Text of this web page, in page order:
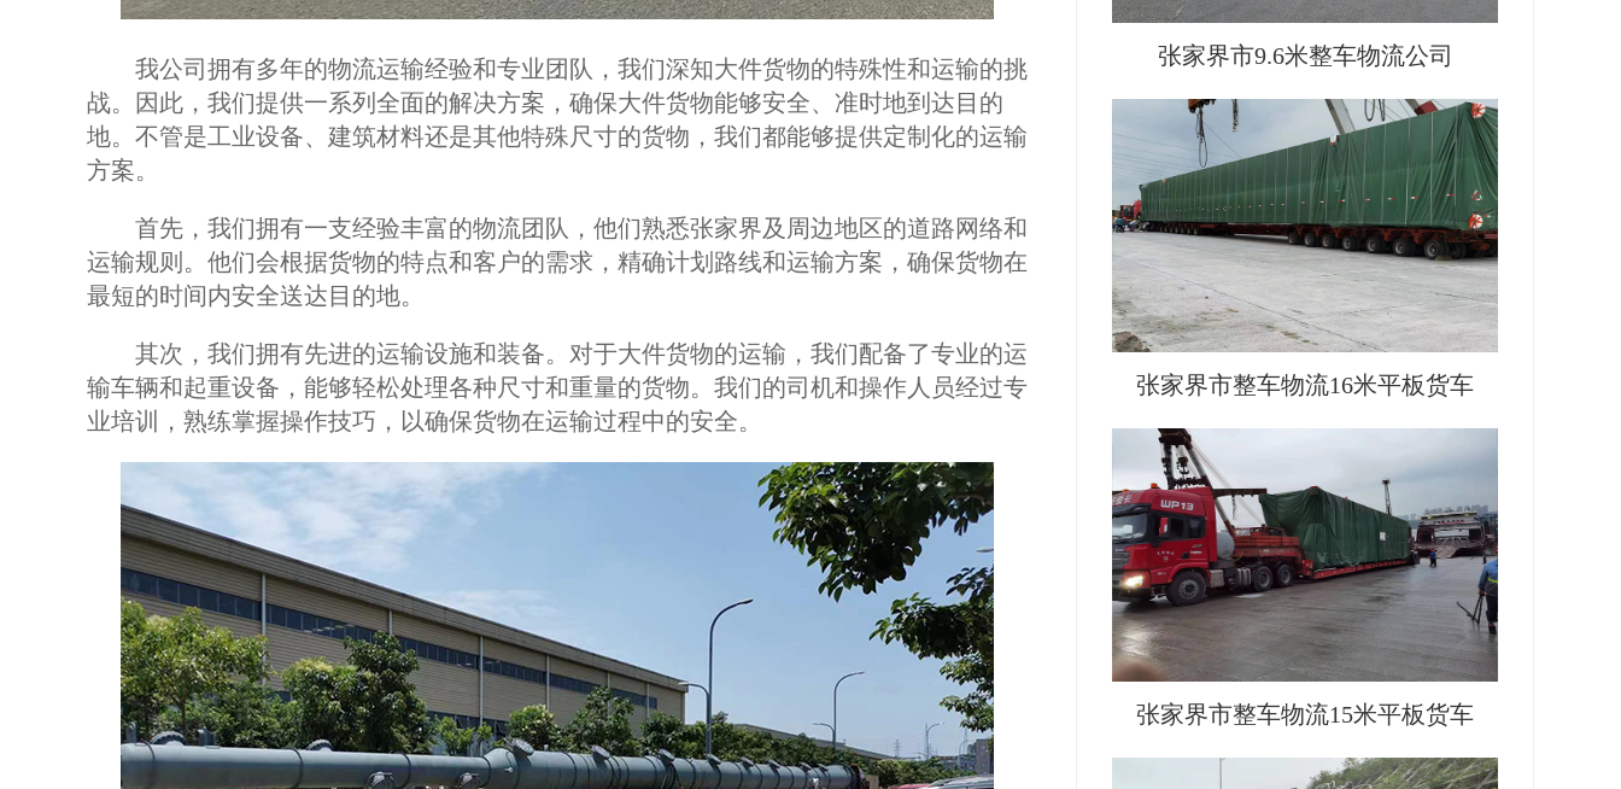
我公司拥有多年的物流运输经验和专业团队，我们深知大件货物的特殊性和运输的挑
战。因此，我们提供一系列全面的解决方案，确保大件货物能够安全、准时地到达目的
地。不管是工业设备、建筑材料还是其他特殊尺寸的货物，我们都能够提供定制化的运输
方案。
首先，我们拥有一支经验丰富的物流团队，他们熟悉张家界及周边地区的道路网络和
运输规则。他们会根据货物的特点和客户的需求，精确计划路线和运输方案，确保货物在
最短的时间内安全送达目的地。
其次，我们拥有先进的运输设施和装备。对于大件货物的运输，我们配备了专业的运
输车辆和起重设备，能够轻松处理各种尺寸和重量的货物。我们的司机和操作人员经过专
业培训，熟练掌握操作技巧，以确保货物在运输过程中的安全。
张家界市9.6米整车物流公司
张家界市整车物流16米平板货车
张家界市整车物流15米平板货车